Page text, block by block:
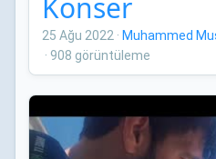
Konser
25 Ağu 2022 · Muhammed
· 908 görüntüleme